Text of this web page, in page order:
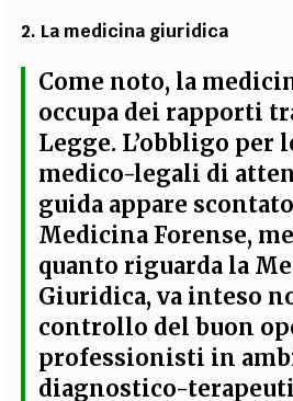
2. La medicina giuridica
Come noto, la
occupa dei rapporti
Legge. L’obbligo per
medico-legali di
guida appare
Medicina Forense,
quanto riguarda la
Giuridica, va inteso
controllo del buon
professionisti in
diagnostico-